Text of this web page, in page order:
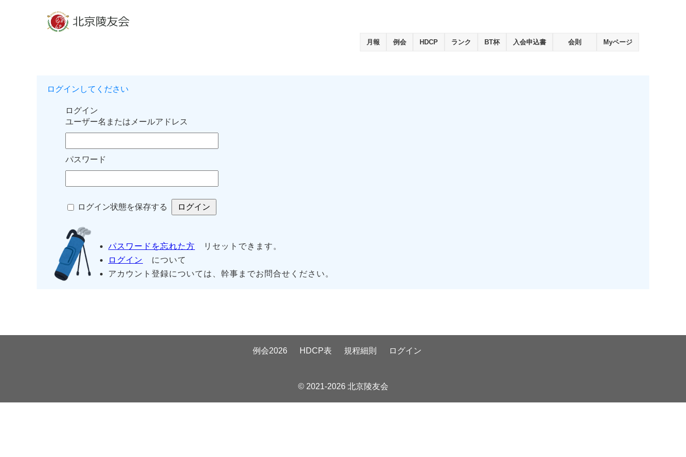
月報 例会 HDCP ランク BT杯 入会申込書 会則 Myページ
ログインしてください
ログイン
ユーザー名またはメールアドレス
パスワード
ログイン状態を保存する
パスワードを忘れた方 リセットできます。
ログイン
について
アカウント登録については、幹事までお問合せください。
例会2026 HDCP表 規程細則 ログイン
© 2021-2026 北京陵友会